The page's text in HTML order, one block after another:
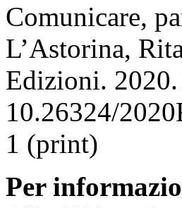
Comunicare,
L’Astorina,
Edizioni.
10.26324/
1 (print)
Per